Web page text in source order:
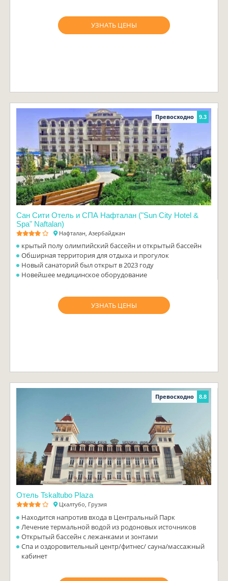
УЗНАТЬ ЦЕНЫ
Превосходно 9.3
Сан Сити Отель и СПА Нафталан ("Sun City Hotel &
Spa" Naftalan)
Нафталан, Азербайджан
крытый полу олимпийский бассейн и открытый бассейн
Обширная территория для отдыха и прогулок
Новый санаторий был открыт в 2023 году
Новейшее медицинское оборудование
УЗНАТЬ ЦЕНЫ
Превосходно 8.8
Отель Tskaltubo Plaza
Цхалтубо, Грузия
Находится напротив входа в Центральный Парк
Лечение термальной водой из родоновых источников
Открытый бассейн с лежанками и зонтами
Спа и оздоровительный центр/фитнес/ сауна/массажный
кабинет